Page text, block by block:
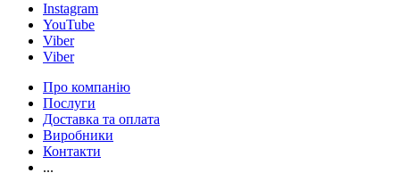
Instagram
YouTube
Viber
Viber
Про компанію
Послуги
Доставка та оплата
Виробники
Контакти
...